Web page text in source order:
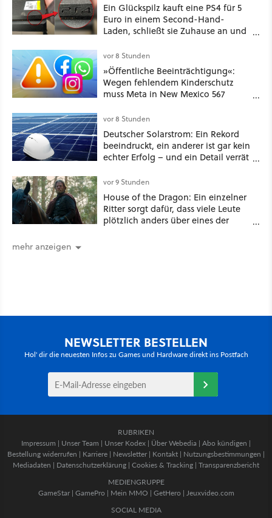
Ein Glückspilz kauft eine PS4 für 5
Euro in einem Second-Hand-
Laden, schließt sie Zuhause an und
funktionierende PlayStation [Best of
GameStar]
vor 8 Stunden
»Öffentliche Beeinträchtigung«:
Wegen fehlendem Kinderschutz
muss Meta in New Mexico 567
vor 8 Stunden
Deutscher Solarstrom: Ein Rekord
beeindruckt, ein anderer ist gar kein
echter Erfolg – und ein Detail verrät
jede Zahl
vor 9 Stunden
House of the Dragon: Ein einzelner
Ritter sorgt dafür, dass viele Leute
plötzlich anders über eines der
mehr anzeigen
NEWSLETTER BESTELLEN
Hol' dir die neuesten Infos zu Games und Hardware direkt ins Postfach
RUBRIKEN
Impressum | Unser Team | Unser Kodex | Über Webedia | Abo kündigen |
Bestellung widerrufen | Karriere | Newsletter | Kontakt | Nutzungsbestimmungen |
Mediadaten | Datenschutzerklärung | Cookies & Tracking | Transparenzbericht
MEDIENGRUPPE
GameStar| GamePro | Mein MMO | GetHero | Jeuxvideo.com
SOCIAL MEDIA